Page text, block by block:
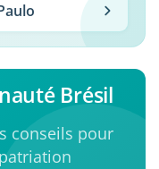
Brésil
conseils pour